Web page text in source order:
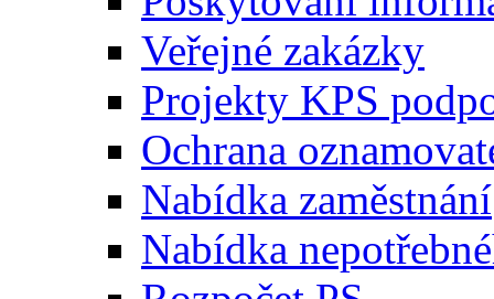
Veřejné zakázky
Projekty KPS
Ochrana
Nabídka zaměstnání
Nabídka